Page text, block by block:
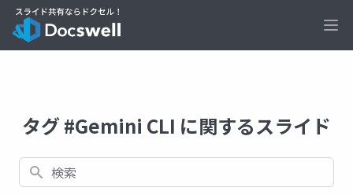
タグ #Gemini CLI に関するスライド
検索